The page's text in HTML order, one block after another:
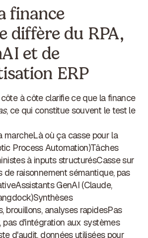
finance
diffère du RPA,
et de
ERP
à côte clarifie ce que la finance
, ce qui constitue souvent le test le
marcheLà où ça casse pour la
Process Automation)Tâches
à inputs structurésCasse sur
de raisonnement sémantique, pas
Assistants GenAI (Claude,
brouillons, analyses rapidesPas
pas d'intégration aux systèmes
d'audit, données utilisées pour